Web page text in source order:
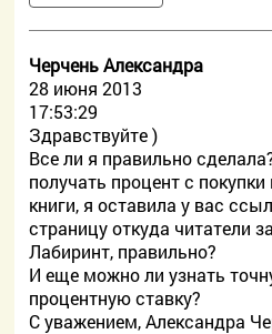
Черчень Александра
28 июня 2013
17:53:29
Здравствуйте )
Все ли я правильно
получать процент с покупки
книги, я оставила у вас
страницу откуда читатели
Лабиринт, правильно?
И еще можно ли узнать
процентную ставку?
С уважением, Александра